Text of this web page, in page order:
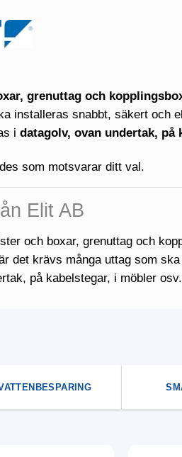
grenuttag och
installeras snabbt, säkert och
i datagolv, ovan undertak, på
som motsvarar ditt val.
Elit AB
och boxar, grenuttag och
det krävs många uttag som
på kabelstegar, i möbler osv.